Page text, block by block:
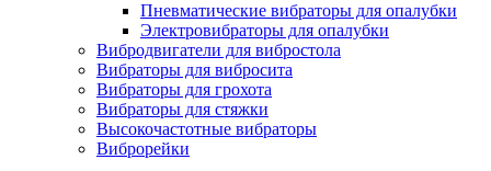
Пневматические вибраторы для опалубки
Электровибраторы для опалубки
Вибродвигатели для вибростола
Вибраторы для вибросита
Вибраторы для грохота
Вибраторы для стяжки
Высокочастотные вибраторы
Виброрейки